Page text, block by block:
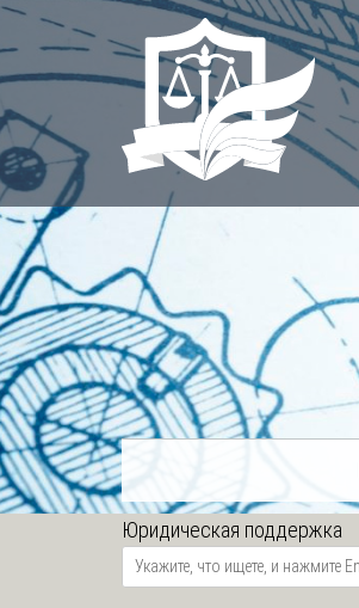
Skip
to
content
Юридическая поддержка